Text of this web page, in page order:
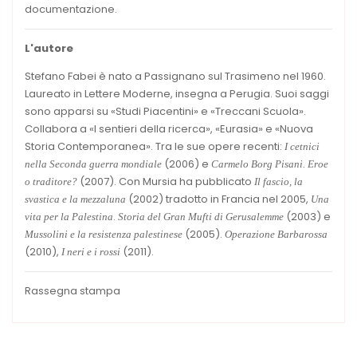
documentazione.
L'autore
Stefano Fabei è nato a Passignano sul Trasimeno nel 1960.
Laureato in Lettere Moderne, insegna a Perugia. Suoi saggi
sono apparsi su «Studi Piacentini» e «Treccani Scuola».
Collabora a «I sentieri della ricerca», «Eurasia» e «Nuova
Storia Contemporanea». Tra le sue opere recenti: I cetnici
nella Seconda guerra mondiale (2006) e Carmelo Borg Pisani. Eroe
o traditore? (2007). Con Mursia ha pubblicato Il fascio, la
svastica e la mezzaluna (2002) tradotto in Francia nel 2005, Una
vita per la Palestina. Storia del Gran Mufti di Gerusalemme (2003) e
Mussolini e la resistenza palestinese (2005). Operazione Barbarossa
(2010), I neri e i rossi (2011).
Rassegna stampa